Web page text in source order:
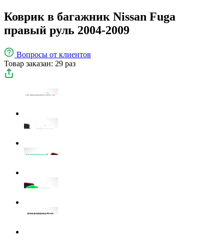
Коврик в багажник Nissan Fuga
правый руль 2004-2009
Вопросы от клиентов
Товар заказан: 29 раз